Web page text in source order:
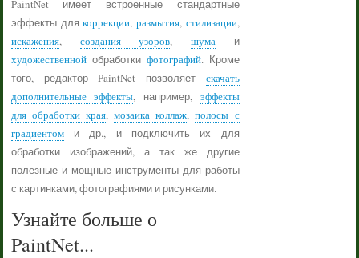
PaintNet имеет встроенные стандартные
эффекты длякоррекции, размытия, стилизации,
искажения, создания узоров, шумаи
художественнойобработки фотографий. Кроме
того, редактор PaintNet позволяет скачать
дополнительные эффекты, например, эффекты
для обработки края,мозаика коллаж,полосы с
градиентоми др., и подключить их для
обработки изображений, а так же другие
полезные и мощные инструменты для работы
с картинками, фотографиями и рисунками.
Узнайте больше о
PaintNet...